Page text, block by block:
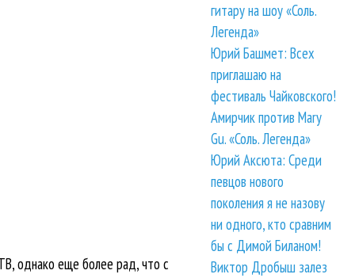
однако еще более рад, что с
гитару на шоу «Соль.
Легенда»
Юрий Башмет: Всех
приглашаю на
фестиваль Чайковского!
Амирчик против Mary
Gu. «Соль. Легенда»
Юрий Аксюта: Среди
певцов нового
поколения я не назову
ни одного, кто сравним
бы с Димой Биланом!
Виктор Дробыш залез